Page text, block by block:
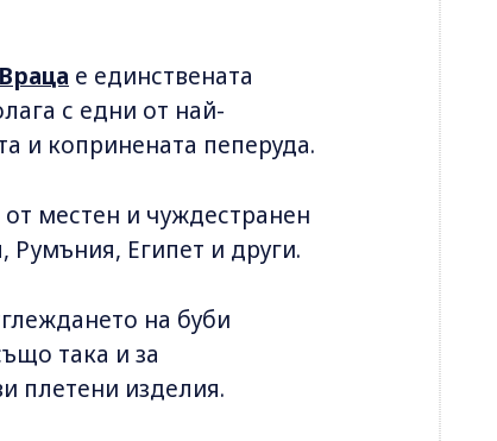
е единствената
с едни от най-
и копринената пеперуда.
местен и чуждестранен
Египет и други.
на буби
така и за
плетени изделия.